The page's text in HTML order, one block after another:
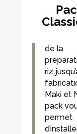
de la
riz
Maki et
pack
permet